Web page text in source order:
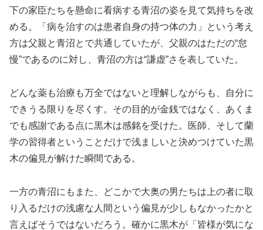
下の家臣たちを懸命に看病する青沼の姿を見て気持ちを改
める。「病を治すのは患者自身の持つ体の力」という考え
方は父親と青沼とで共通していたが、父親のはただの“怠
慢”であるのに対し、青沼の方は“謙虚”さを表していた。
どんな薬も治療も万全ではないと理解しながらも、自分に
できうる限りを尽くす。その目的が金銭ではなく、あくま
でも感謝である点に黒木は感銘を受けた。医師、そして蘭
学の習得者ということだけで浅ましいと決めつけていた黒
木の偏見が解けた瞬間である。
一方の青沼にもまた、どこかで大奥の男たちは上の者に取
り入るだけの浅慮な人間という偏見が少しもなかったかと
言えばそうではないだろう。確かに黒木が「皆様が気にな